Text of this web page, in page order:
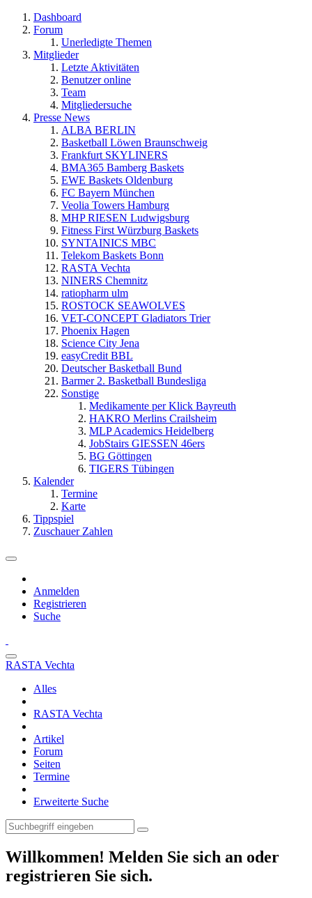
Dashboard
Forum
Unerledigte Themen
Mitglieder
Letzte Aktivitäten
Benutzer online
Team
Mitgliedersuche
Presse News
ALBA BERLIN
Basketball Löwen Braunschweig
Frankfurt SKYLINERS
BMA365 Bamberg Baskets
EWE Baskets Oldenburg
FC Bayern München
Veolia Towers Hamburg
MHP RIESEN Ludwigsburg
Fitness First Würzburg Baskets
SYNTAINICS MBC
Telekom Baskets Bonn
RASTA Vechta
NINERS Chemnitz
ratiopharm ulm
ROSTOCK SEAWOLVES
VET-CONCEPT Gladiators Trier
Phoenix Hagen
Science City Jena
easyCredit BBL
Deutscher Basketball Bund
Barmer 2. Basketball Bundesliga
Sonstige
Medikamente per Klick Bayreuth
HAKRO Merlins Crailsheim
MLP Academics Heidelberg
JobStairs GIESSEN 46ers
BG Göttingen
TIGERS Tübingen
Kalender
Termine
Karte
Tippspiel
Zuschauer Zahlen
Anmelden
Registrieren
Suche
RASTA Vechta
Alles
RASTA Vechta
Artikel
Forum
Seiten
Termine
Erweiterte Suche
Willkommen! Melden Sie sich an oder
registrieren Sie sich.